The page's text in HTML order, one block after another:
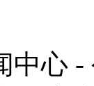
中心 -